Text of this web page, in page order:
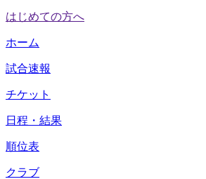
はじめての方へ
ホーム
試合速報
チケット
日程・結果
順位表
クラブ